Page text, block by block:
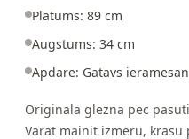
Platums: 89 cm
Augstums: 34 cm
Apdare: Gatavs
Originala glezna pec
Varat mainit izmeru, krasu